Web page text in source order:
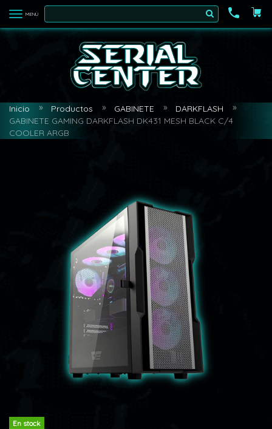
MENÚ
Inicio Productos GABINETE
DARKFLASH
GABINETE GAMING DARKFLASH DK431 MESH BLACK C/4
COOLER ARGB
En stock